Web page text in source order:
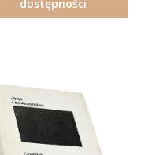
dostępności